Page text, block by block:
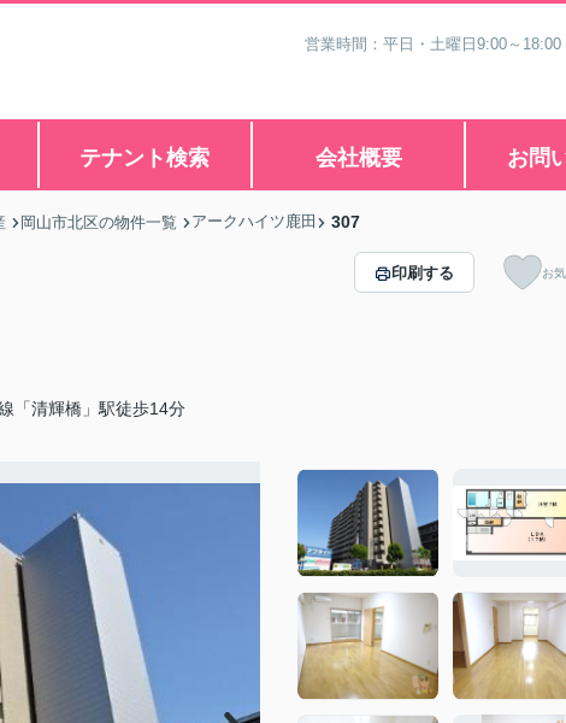
営業時間：平日・土曜日9:00～
テナント検索 会社概要 お問
岡山市北区の物件一覧 アークハイツ鹿田 307
「清輝橋」駅徒歩14分
印刷する お